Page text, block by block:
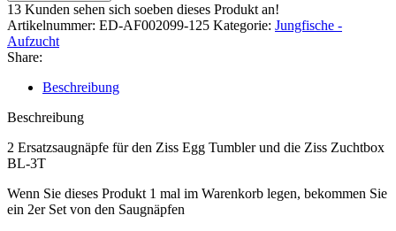
13 Kunden sehen sich soeben dieses Produkt an!
Artikelnummer: ED-AF002099-125 Kategorie: Jungfische -
Aufzucht
Share:
Beschreibung
Beschreibung
2 Ersatzsaugnäpfe für den Ziss Egg Tumbler und die Ziss Zuchtbox
BL-3T
Wenn Sie dieses Produkt 1 mal im Warenkorb legen, bekommen Sie
ein 2er Set von den Saugnäpfen